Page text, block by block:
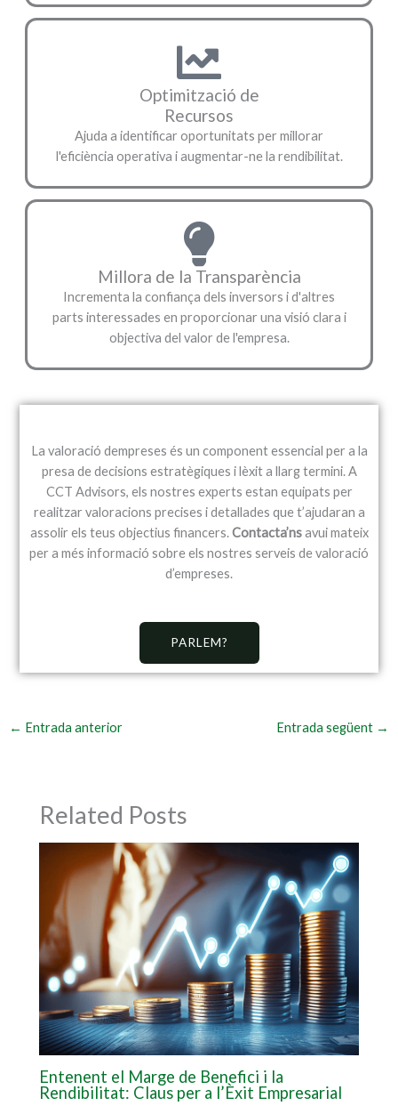
Optimització de
Recursos
Ajuda a identificar oportunitats per millorar
l'eficiència operativa i augmentar-ne la rendibilitat.
Millora de la Transparència
Incrementa la confiança dels inversors i d'altres
parts interessades en proporcionar una visió clara i
objectiva del valor de l'empresa.
La valoració dempreses és un component essencial per a la
presa de decisions estratègiques i lèxit a llarg termini. A
CCT Advisors, els nostres experts estan equipats per
realitzar valoracions precises i detallades que t’ajudaran a
assolir els teus objectius financers.Contacta’nsavui mateix
per a més informació sobre els nostres serveis de valoració
d’empreses.
PARLEM?
← Entrada anterior Entrada següent →
Related Posts
Entenent el Marge de Benefici i la
Rendibilitat: Claus per a l’Èxit Empresarial